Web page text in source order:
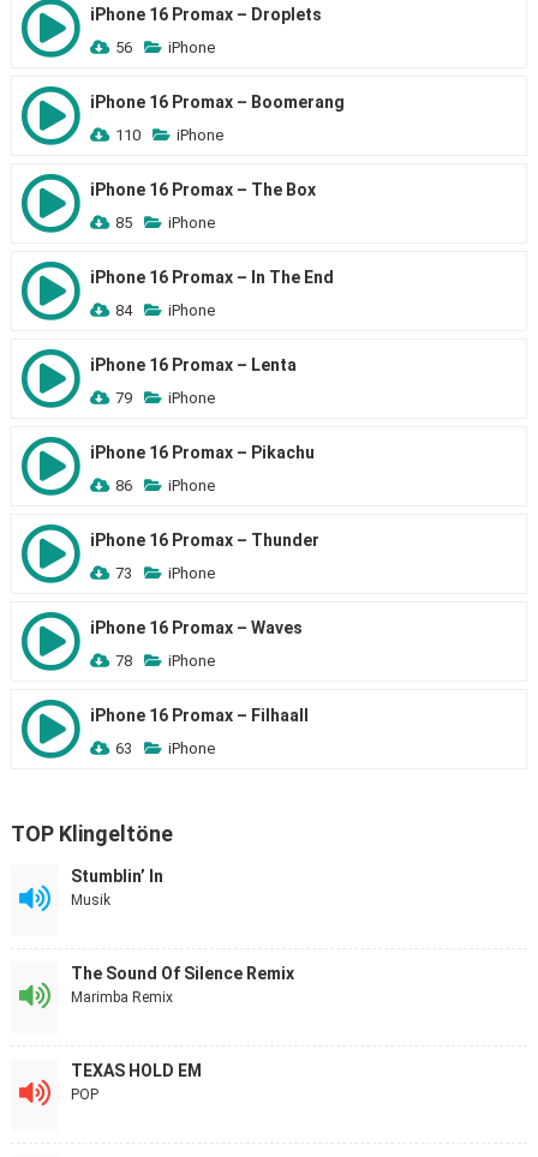
iPhone 16 Promax – Droplets
56 iPhone
iPhone 16 Promax – Boomerang
110 iPhone
iPhone 16 Promax – The Box
85 iPhone
iPhone 16 Promax – In The End
84 iPhone
iPhone 16 Promax – Lenta
79 iPhone
iPhone 16 Promax – Pikachu
86 iPhone
iPhone 16 Promax – Thunder
73 iPhone
iPhone 16 Promax – Waves
78 iPhone
iPhone 16 Promax – Filhaall
63 iPhone
TOP Klingeltöne
Stumblin’ In
Musik
The Sound Of Silence Remix
Marimba Remix
TEXAS HOLD EM
POP